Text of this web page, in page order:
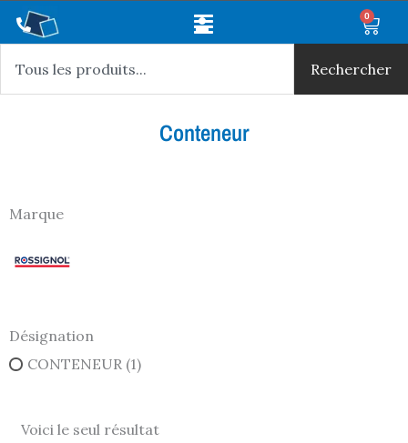
Aller
contenu
Main
0
Rechercher
Conteneur
Marque
Désignation
CONTENEUR (1)
Voici le seul résultat